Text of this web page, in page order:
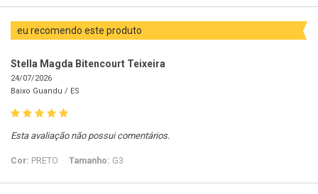
eu recomendo este produto
Stella Magda Bitencourt Teixeira
24/07/2026
Baixo Guandu / ES
Esta avaliação não possui comentários.
Cor: PRETO Tamanho: G3